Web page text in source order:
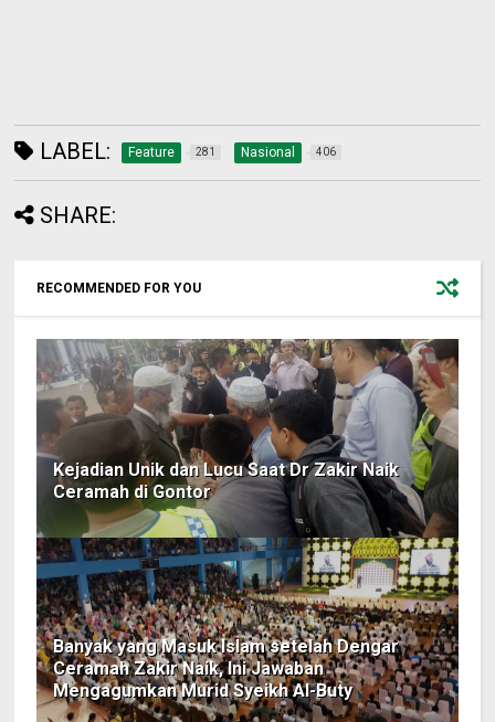
LABEL: Feature 281 Nasional 406
SHARE:
RECOMMENDED FOR YOU
Kejadian Unik dan Lucu Saat Dr Zakir Naik
Ceramah di Gontor
Banyak yang Masuk Islam setelah Dengar
Ceramah Zakir Naik, Ini Jawaban
Mengagumkan Murid Syeikh Al-Buty